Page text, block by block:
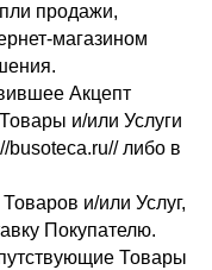
продажи,
магазином
Акцепт
и/или Услуги
busoteca.ru// либо в
и/или Услуг,
Покупателю.
Товары